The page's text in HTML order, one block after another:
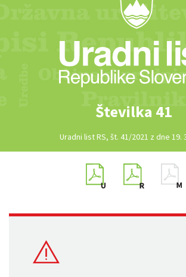
Številka 41
Uradni list RS, št. 41/2021 z dne 19.